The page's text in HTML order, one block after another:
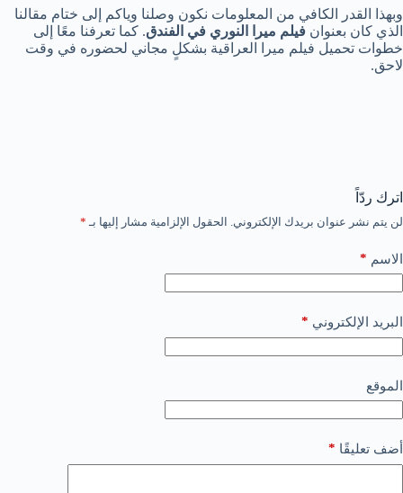
وبهذا القدر الكافي من المعلومات نكون وصلنا وياكم إلى ختام مقالنا
الذي كان بعنوان فيلم ميرا النوري في الفندق. كما تعرفنا معًا إلى
خطوات تحميل فيلم ميرا العراقية بشكلٍ مجاني لحضوره في وقت
لاحق.
اترك ردّاً
لن يتم نشر عنوان بريدك الإلكتروني. الحقول الإلزامية مشار إليها بـ *
الاسم *
البريد الإلكتروني *
الموقع
أضف تعليقًا *